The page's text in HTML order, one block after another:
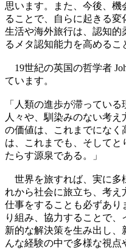
思います。また、今後、
ることで、自らに起きる
生活や海外旅行は、認知的
るメタ認知能力を高めるこ
19世紀の英国の哲学者
ています。
「人類の進歩が滞ってい
人々や、馴染みのない考
の価値は、これまでになく
は、これまでも、そしてと
たらす源泉である。」
世界を旅すれば、実に多
れから社会に旅立ち、考え
仕事をすることも必ずあり
り組み、協力することで
新的な解決策を生み出し
んな経験の中で多様な視点